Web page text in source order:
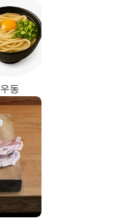
우동